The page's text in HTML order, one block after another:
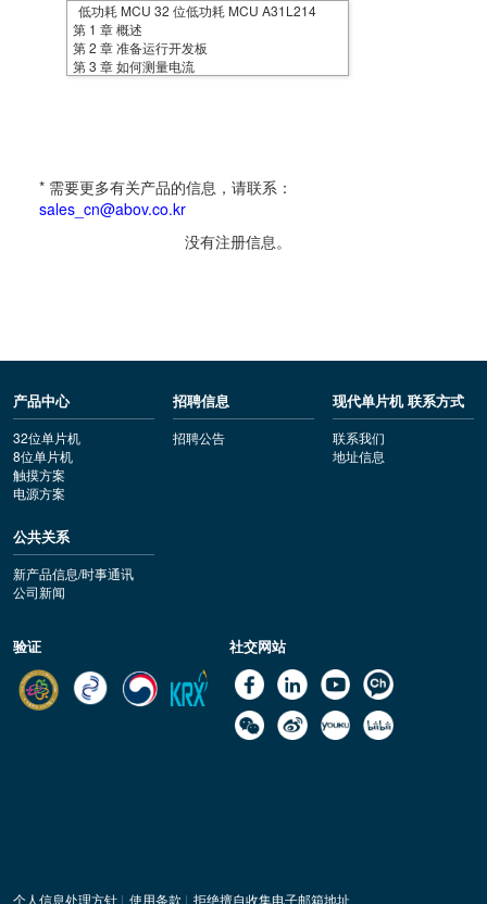
低功耗 MCU 32 位低功耗 MCU A31L214
第 1 章 概述
第 2 章 准备运行开发板
第 3 章 如何测量电流
* 需要更多有关产品的信息，请联系：
sales_cn@abov.co.kr
没有注册信息。
产品中心
32位单片机
8位单片机
触摸方案
电源方案
招聘信息
招聘公告
现代单片机 联系方式
联系我们
地址信息
公共关系
新产品信息/时事通讯
公司新闻
验证 社交网站
个人信息处理方针| 使用条款 | 拒绝擅自收集电子邮箱地址